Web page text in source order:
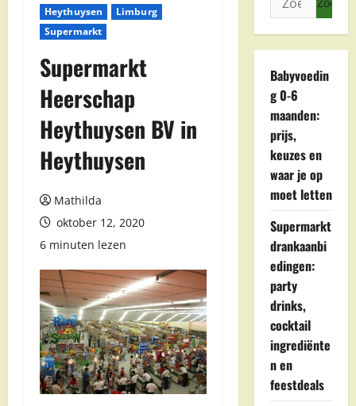
Heythuysen
Limburg
Supermarkt
Supermarkt
Heerschap
Heythuysen BV in
Heythuysen
Mathilda
oktober 12, 2020
6 minuten lezen
naar:
Babyvoedin
g 0-6
maanden:
prijs,
keuzes en
waar je op
moet letten
Supermarkt
drankaanbi
edingen:
party
drinks,
cocktail
ingrediënte
n en
feestdeals